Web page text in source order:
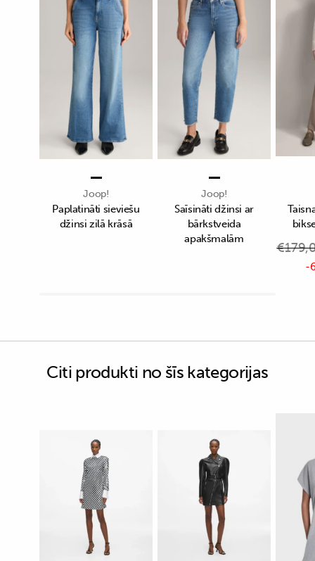
Joop!
Paplatināti sieviešu
džinsi zilā krāsā
Joop!
Saīsināti džinsi ar
bārkstveida
apakšmalām
€
-
Citi produkti no šīs kategorijas